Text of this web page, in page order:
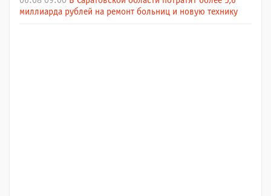
миллиарда рублей на ремонт больниц и новую технику